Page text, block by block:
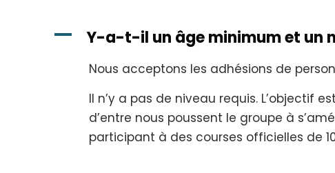
A Y-a-t-il un âge minimum et un
Nous acceptons les adhésions de
Il n’y a pas de niveau requis. L’objectif
d’entre nous poussent le groupe à
participant à des courses officielles de